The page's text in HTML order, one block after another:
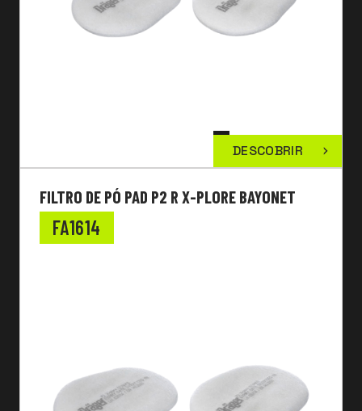
DESCOBRIR
FILTRO DE PÓ PAD P2 R X-PLORE BAYONET
FA1614